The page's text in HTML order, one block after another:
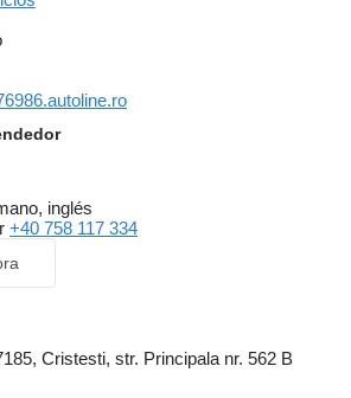
inglés
+40 758 117 334
Cristesti, str. Principala nr. 562 B